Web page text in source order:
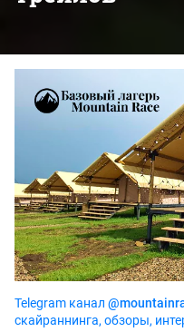
Telegram канал
скайраннинга, обзоры,